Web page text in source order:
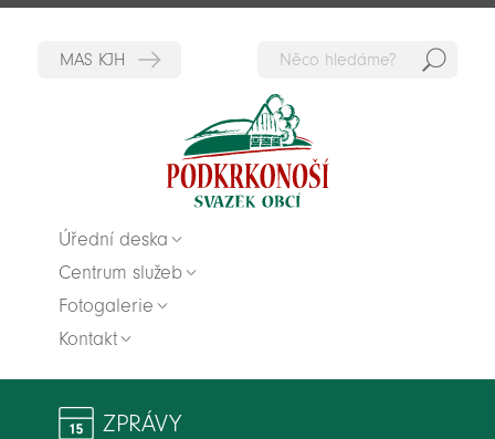
Úřední deska
Centrum služeb
Fotogalerie
Kontakt
ZPRÁVY